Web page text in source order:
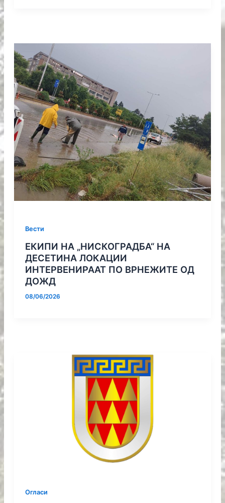
Вести
ЕКИПИ НА „НИСКОГРАДБА“ НА
ДЕСЕТИНА ЛОКАЦИИ
ИНТЕРВЕНИРААТ ПО ВРНЕЖИТЕ ОД
ДОЖД
08/06/2026
Огласи